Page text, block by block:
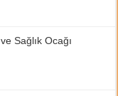
Sağlık Ocağı